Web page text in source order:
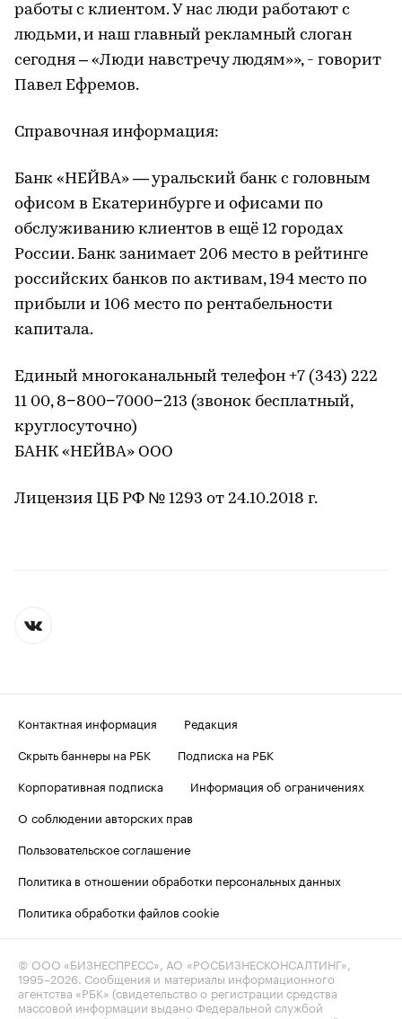
работы с клиентом. У нас люди работают с
людьми, и наш главный рекламный слоган
сегодня – «Люди навстречу людям»», - говорит
Павел Ефремов.
Справочная информация:
Банк «НЕЙВА» — уральский банк с головным
офисом в Екатеринбурге и офисами по
обслуживанию клиентов в ещё 12 городах
России. Банк занимает 206 место в рейтинге
российских банков по активам, 194 место по
прибыли и 106 место по рентабельности
капитала.
Единый многоканальный телефон +7 (343) 222
11 00, 8−800−7000−213 (звонок бесплатный,
круглосуточно)
БАНК «НЕЙВА» ООО
Лицензия ЦБ РФ № 1293 от 24.10.2018 г.
Контактная информация
Редакция
Скрыть баннеры на РБК
Подписка на РБК
Корпоративная подписка
Информация об ограничениях
О соблюдении авторских прав
Пользовательское соглашение
Политика в отношении обработки персональных данных
Политика обработки файлов cookie
© ООО «БИЗНЕСПРЕСС», АО «РОСБИЗНЕСКОНСАЛТИНГ»,
1995–2026 . Сообщения и материалы информационного
агентства «РБК» (свидетельство о регистрации средства
массовой информации выдано Федеральной службой